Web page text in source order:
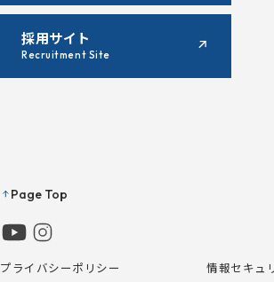
採用サイト
Recruitment Site
Page Top
プライバシーポリシー 情報セキュ